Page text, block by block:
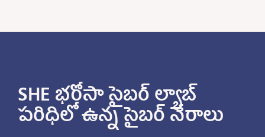
SHE భరోసా సైబర్ ల్యాబ్
పరిధిలో ఉన్న సైబర్ నేరాలు